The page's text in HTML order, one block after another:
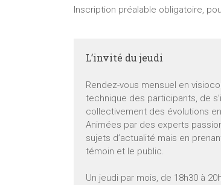
Inscription préalable obligatoire,
L’invité du jeudi
Rendez-vous mensuel en
technique des participants, de
collectivement des évolutions
Animées par des experts
sujets d’actualité mais en
témoin et le public.
Un jeudi par mois, de 18h30 à